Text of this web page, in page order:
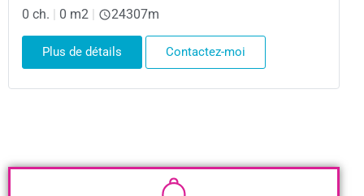
0 ch. | 0 m2 | 24307m
Plus de détails Contactez-moi